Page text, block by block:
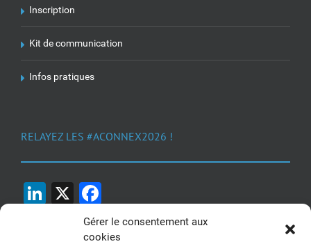
Gérer le consentement aux
cookies
Inscription
Kit de communication
Infos pratiques
RELAYEZ LES #ACONNEX2026 !
LinkedIn
X